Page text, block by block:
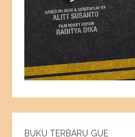
BUKU TERBARU GUE